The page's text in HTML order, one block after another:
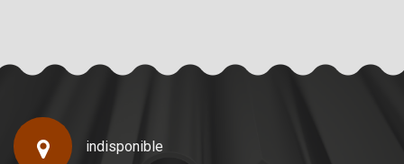
indisponible